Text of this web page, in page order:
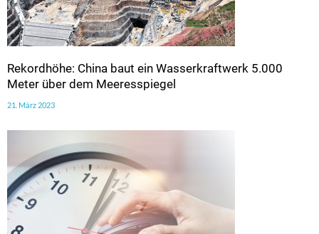
Rekordhöhe: China baut ein Wasserkraftwerk 5.000
Meter über dem Meeresspiegel
21. März 2023